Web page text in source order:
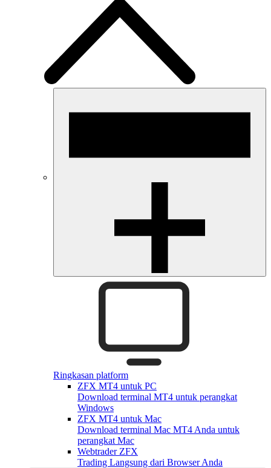
Ringkasan platform
ZFX MT4 untuk PC
Download terminal MT4 untuk perangkat
Windows
ZFX MT4 untuk Mac
Download terminal Mac MT4 Anda untuk
perangkat Mac
Webtrader ZFX
Trading Langsung dari Browser Anda